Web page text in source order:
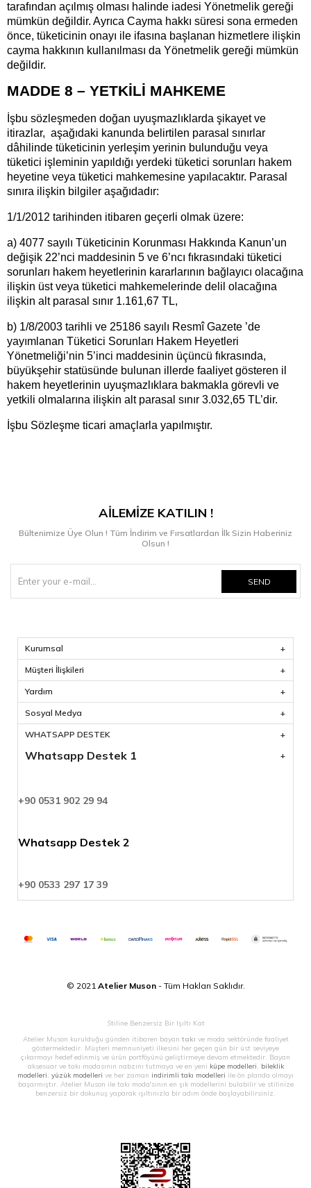
tarafından açılmış olması halinde iadesi Yönetmelik gereği
mümkün değildir. Ayrıca Cayma hakkı süresi sona ermeden
önce, tüketicinin onayı ile ifasına başlanan hizmetlere ilişkin
cayma hakkının kullanılması da Yönetmelik gereği mümkün
değildir.
MADDE 8 – YETKİLİ MAHKEME
İşbu sözleşmeden doğan uyuşmazlıklarda şikayet ve
itirazlar, aşağıdaki kanunda belirtilen parasal sınırlar
dâhilinde tüketicinin yerleşim yerinin bulunduğu veya
tüketici işleminin yapıldığı yerdeki tüketici sorunları hakem
heyetine veya tüketici mahkemesine yapılacaktır. Parasal
sınıra ilişkin bilgiler aşağıdadır:
1/1/2012 tarihinden itibaren geçerli olmak üzere:
a) 4077 sayılı Tüketicinin Korunması Hakkında Kanun’un
değişik 22’nci maddesinin 5 ve 6’ncı fıkrasındaki tüketici
sorunları hakem heyetlerinin kararlarının bağlayıcı olacağına
ilişkin üst veya tüketici mahkemelerinde delil olacağına
ilişkin alt parasal sınır 1.161,67 TL,
b) 1/8/2003 tarihli ve 25186 sayılı Resmî Gazete ’de
yayımlanan Tüketici Sorunları Hakem Heyetleri
Yönetmeliği’nin 5’inci maddesinin üçüncü fıkrasında,
büyükşehir statüsünde bulunan illerde faaliyet gösteren il
hakem heyetlerinin uyuşmazlıklara bakmakla görevli ve
yetkili olmalarına ilişkin alt parasal sınır 3.032,65 TL’dir.
İşbu Sözleşme ticari amaçlarla yapılmıştır.
AİLEMİZE KATILIN !
Bültenimize Üye Olun ! Tüm İndirim ve Fırsatlardan İlk Sizin Haberiniz
Olsun !
SEND
Kurumsal
Müşteri İlişkileri
Yardım
Sosyal Medya
WHATSAPP DESTEK
Whatsapp Destek 1
+90 0531 902 29 94
Whatsapp Destek 2
+90 0533 297 17 39
© 2021 Atelier Muson- Tüm Hakları Saklıdır.
Stiline Benzersiz Bir Işıltı Kat
Atelier Muson kurulduğu günden itibaren bayan takı ve moda sektöründe faaliyet
göstermektedir. Müşteri memnuniyeti ilkesini her geçen gün bir üst seviyeye
çıkarmayı hedef edinmiş ve ürün portföyünü geliştirmeye devam etmektedir. Bayan
aksesuar ve takı modasının nabzını tutmaya ve en yeni küpe modelleri, bileklik
modelleri, yüzük modelleri ve her zaman indirimli takı modelleri ile ön planda olmayı
başarmıştır. Atelier Muson ile takı moda'sının en şık modellerini bulabilir ve stilinize
benzersiz bir dokunuş yaparak ışıltınızla bir adım önde başlayabilirsiniz.